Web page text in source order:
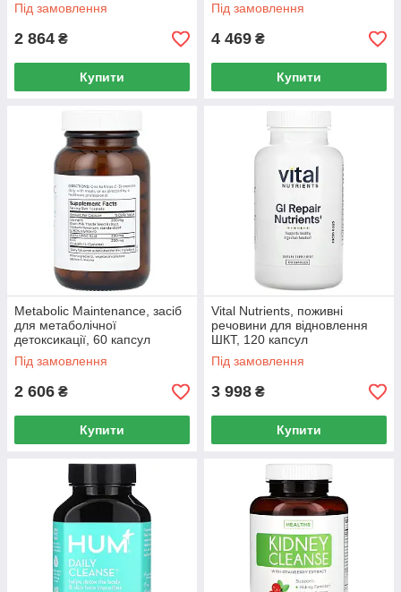
Під замовлення
2 864 ₴
Купити
Під замовлення
4 469 ₴
Купити
Metabolic Maintenance, засіб
для метаболічної
детоксикації, 60 капсул
Під замовлення
2 606 ₴
Купити
Vital Nutrients, поживні
речовини для відновлення
ШКТ, 120 капсул
Під замовлення
3 998 ₴
Купити